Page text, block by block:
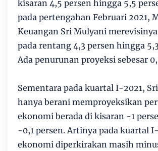
kisaran 4,5 persen hingga 5,5
pada pertengahan Februari 2021,
Keuangan Sri Mulyani
pada rentang 4,3 persen hingga
Ada penurunan proyeksi sebesar
Sementara pada kuartal I-2021,
hanya berani memproyeksikan
ekonomi berada di kisaran -1
-0,1 persen. Artinya pada kuartal
ekonomi diperkirakan masih